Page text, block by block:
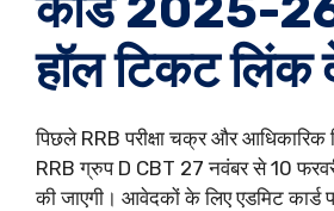
हॉल टिकट लिंक
पिछले RRB परीक्षा चक्र और आधिकारिक
RRB ग्रुप D CBT 27 नवंबर से 10
की जाएगी। आवेदकों के लिए एडमिट कार्ड